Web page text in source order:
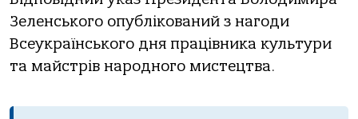
Зеленського опублікований з нагоди
Всеукраїнського дня працівника культури
та майстрів народного мистецтва.